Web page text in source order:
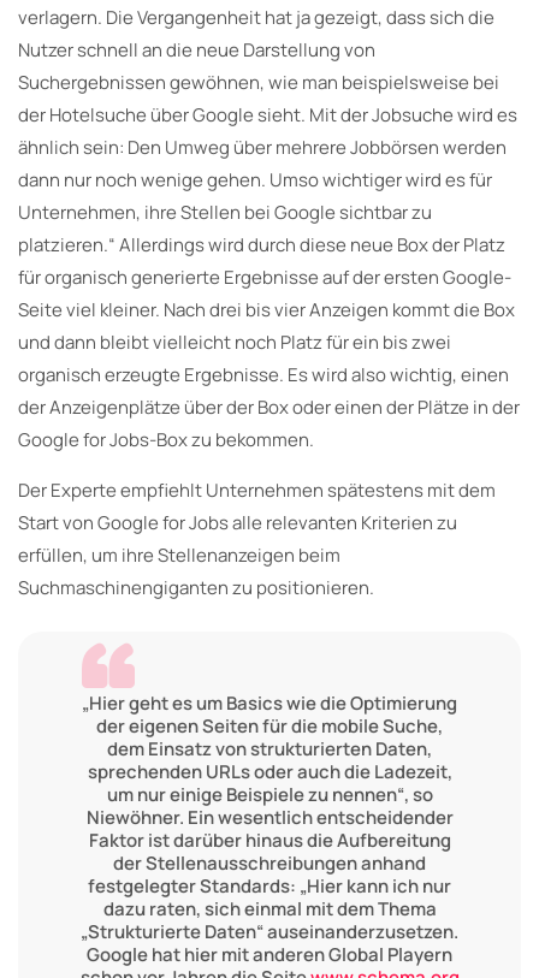
verlagern. Die Vergangenheit hat ja gezeigt, dass sich die
Nutzer schnell an die neue Darstellung von
Suchergebnissen gewöhnen, wie man beispielsweise bei
der Hotelsuche über Google sieht. Mit der Jobsuche wird es
ähnlich sein: Den Umweg über mehrere Jobbörsen werden
dann nur noch wenige gehen. Umso wichtiger wird es für
Unternehmen, ihre Stellen bei Google sichtbar zu
platzieren.“ Allerdings wird durch diese neue Box der Platz
für organisch generierte Ergebnisse auf der ersten Google-
Seite viel kleiner. Nach drei bis vier Anzeigen kommt die Box
und dann bleibt vielleicht noch Platz für ein bis zwei
organisch erzeugte Ergebnisse. Es wird also wichtig, einen
der Anzeigenplätze über der Box oder einen der Plätze in der
Google for Jobs-Box zu bekommen.
Der Experte empfiehlt Unternehmen spätestens mit dem
Start von Google for Jobs alle relevanten Kriterien zu
erfüllen, um ihre Stellenanzeigen beim
Suchmaschinengiganten zu positionieren.
„Hier geht es um Basics wie die Optimierung
der eigenen Seiten für die mobile Suche,
dem Einsatz von strukturierten Daten,
sprechenden URLs oder auch die Ladezeit,
um nur einige Beispiele zu nennen“, so
Niewöhner. Ein wesentlich entscheidender
Faktor ist darüber hinaus die Aufbereitung
der Stellenausschreibungen anhand
festgelegter Standards: „Hier kann ich nur
dazu raten, sich einmal mit dem Thema
„Strukturierte Daten“ auseinanderzusetzen.
Google hat hier mit anderen Global Playern